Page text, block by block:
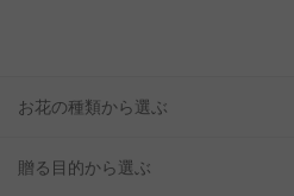
お花の種類から選ぶ
贈る目的から選ぶ